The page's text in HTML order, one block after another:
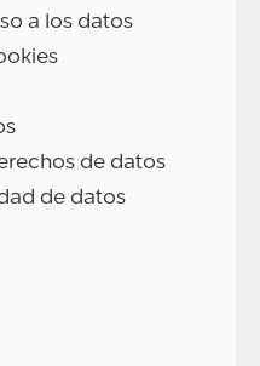
a los datos
de datos
de datos